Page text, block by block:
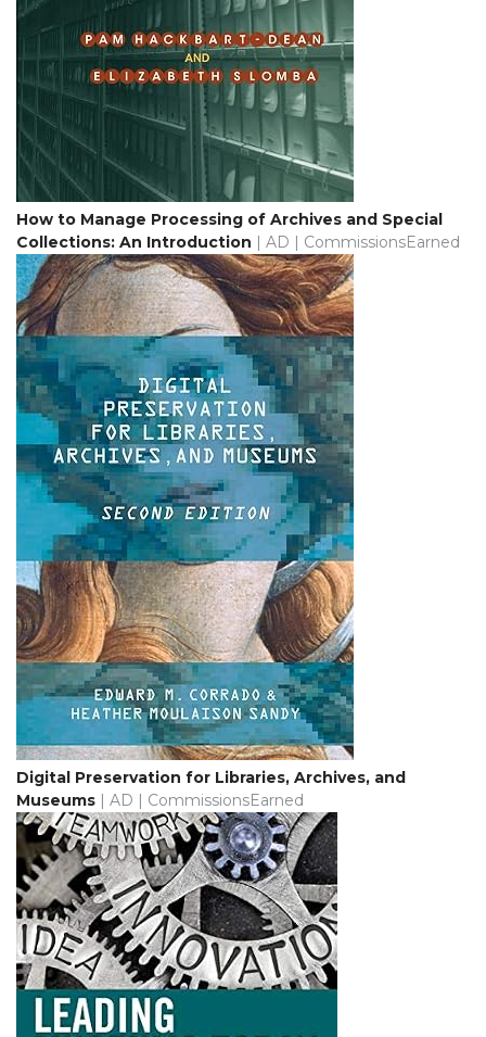
How to Manage Processing of Archives and Special
Collections: An Introduction | AD | CommissionsEarned
Digital Preservation for Libraries, Archives, and
Museums | AD | CommissionsEarned